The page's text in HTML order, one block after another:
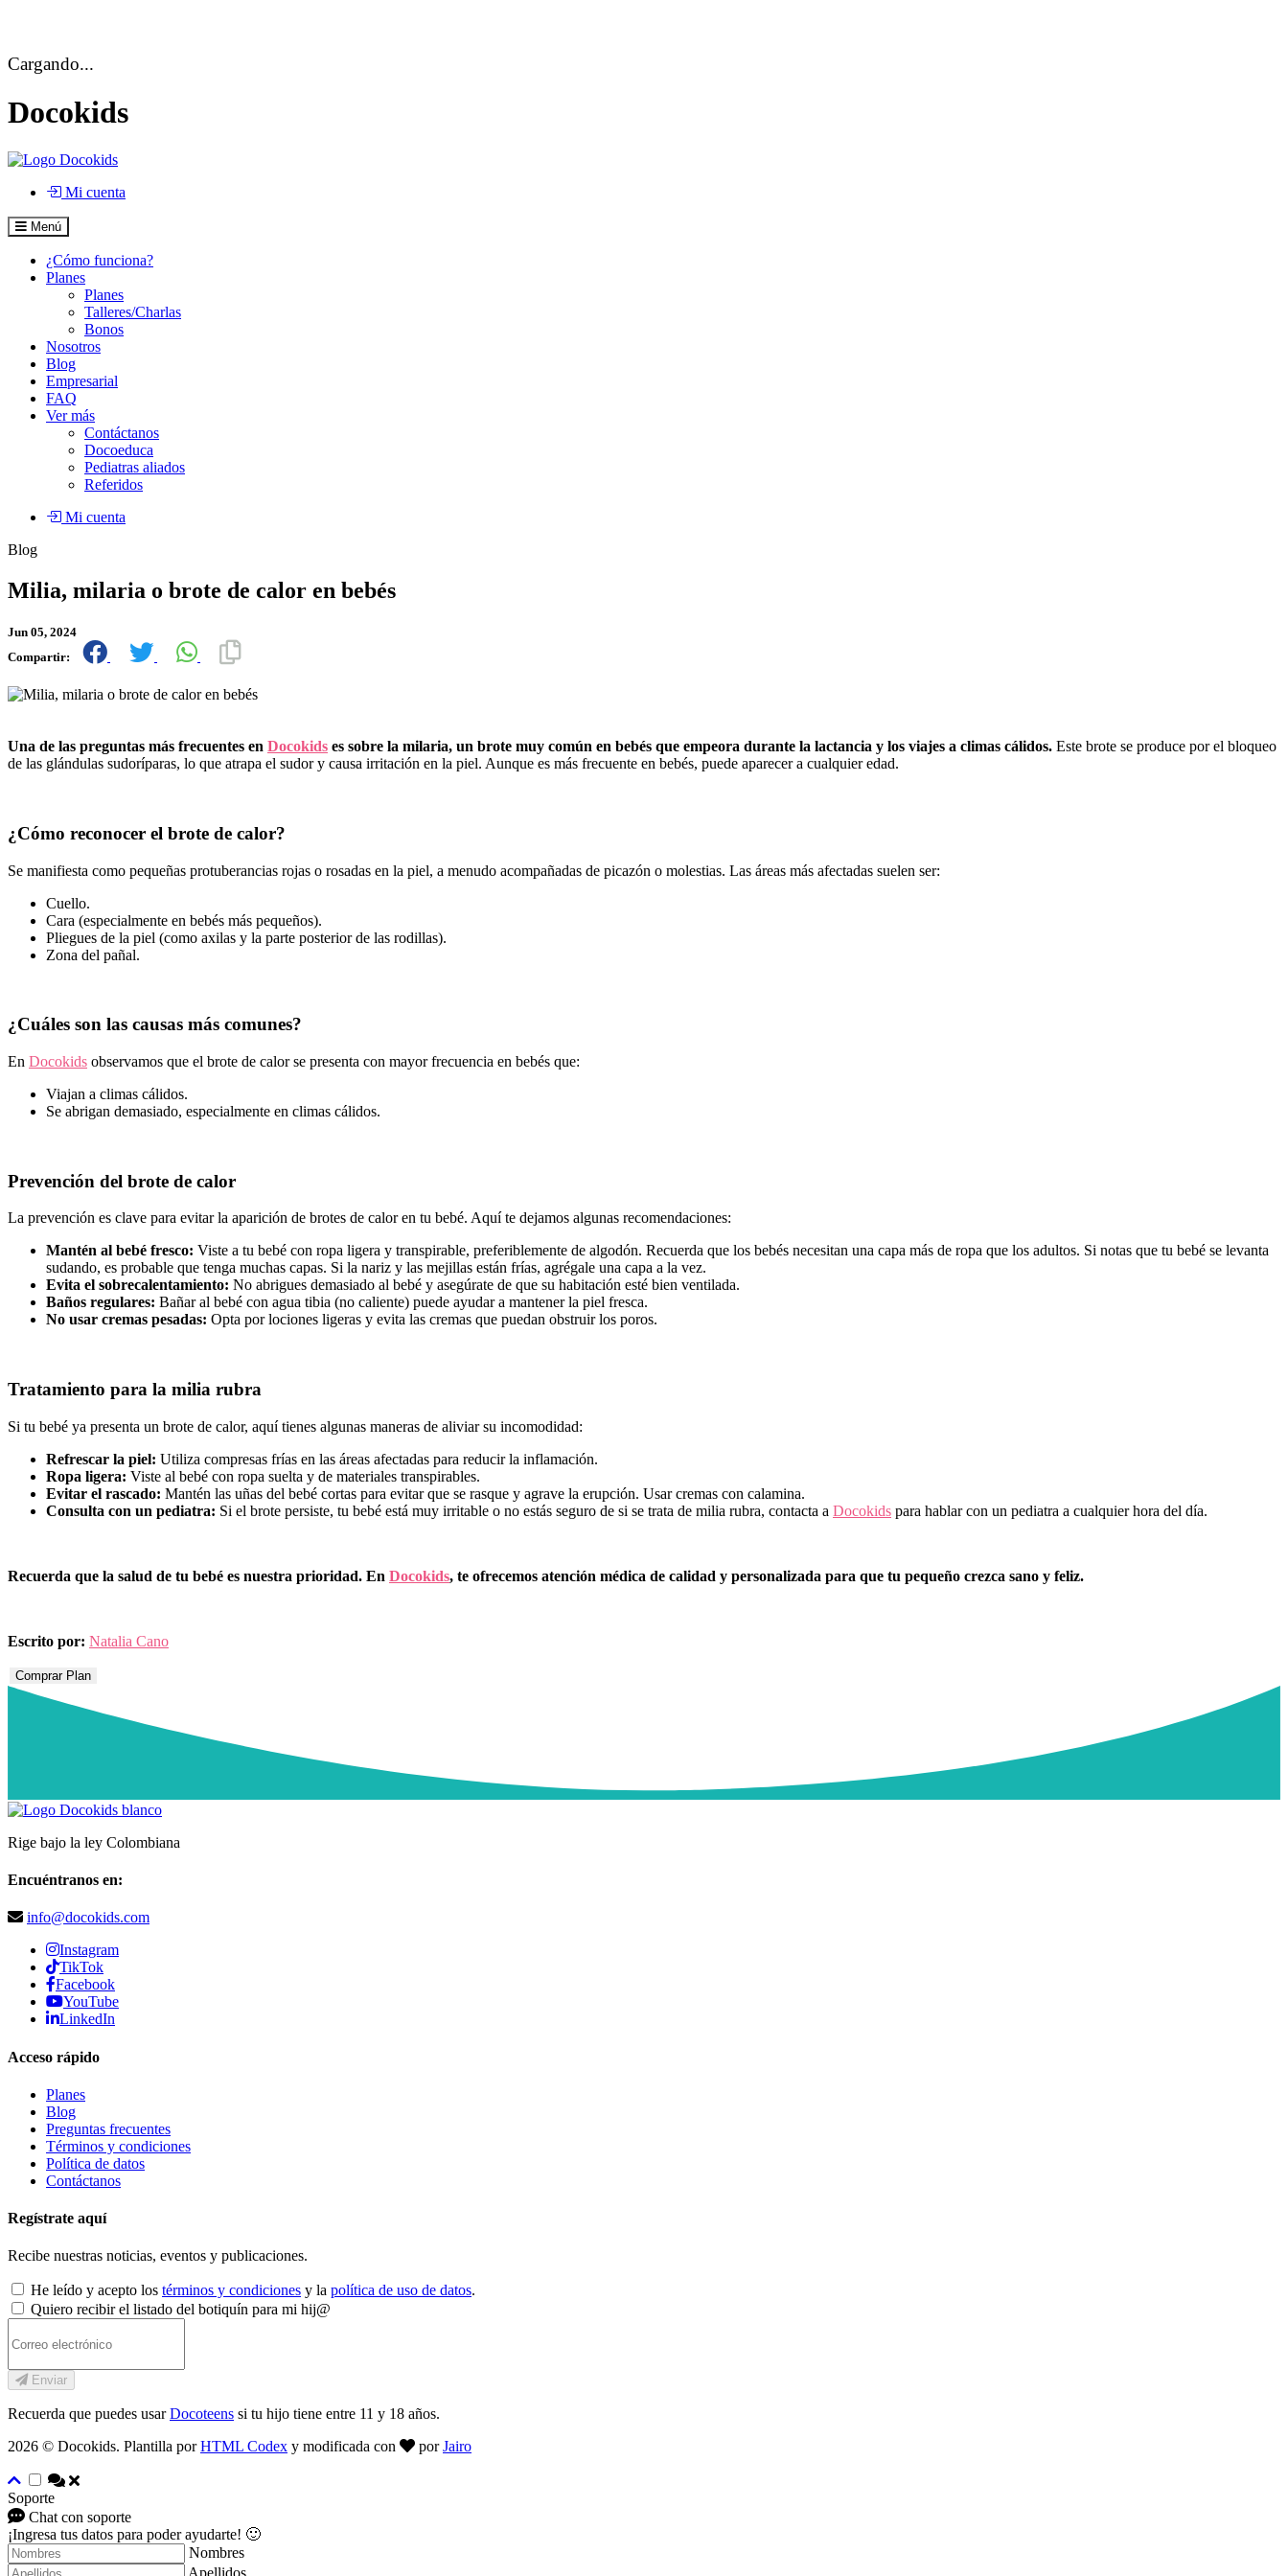
Cargando...
Docokids
Mi cuenta
Menú
¿Cómo funciona?
Planes
Planes
Talleres/Charlas
Bonos
Nosotros
Blog
Empresarial
FAQ
Ver más
Contáctanos
Docoeduca
Pediatras aliados
Referidos
Mi cuenta
Blog
Milia, milaria o brote de calor en bebés
Jun 05, 2024
Compartir:
Una de las preguntas más frecuentes en Docokids es sobre la milaria, un brote muy común en bebés que empeora durante la lactancia y los viajes a climas cálidos. Este brote se produce por el bloqueo
de las glándulas sudoríparas, lo que atrapa el sudor y causa irritación en la piel. Aunque es más frecuente en bebés, puede aparecer a cualquier edad.
¿Cómo reconocer el brote de calor?
Se manifiesta como pequeñas protuberancias rojas o rosadas en la piel, a menudo acompañadas de picazón o molestias. Las áreas más afectadas suelen ser:
Cuello.
Cara (especialmente en bebés más pequeños).
Pliegues de la piel (como axilas y la parte posterior de las rodillas).
Zona del pañal.
¿Cuáles son las causas más comunes?
En Docokids observamos que el brote de calor se presenta con mayor frecuencia en bebés que:
Viajan a climas cálidos.
Se abrigan demasiado, especialmente en climas cálidos.
Prevención del brote de calor
La prevención es clave para evitar la aparición de brotes de calor en tu bebé. Aquí te dejamos algunas recomendaciones:
Mantén al bebé fresco: Viste a tu bebé con ropa ligera y transpirable, preferiblemente de algodón. Recuerda que los bebés necesitan una capa más de ropa que los adultos. Si notas que tu bebé se levanta
sudando, es probable que tenga muchas capas. Si la nariz y las mejillas están frías, agrégale una capa a la vez.
Evita el sobrecalentamiento: No abrigues demasiado al bebé y asegúrate de que su habitación esté bien ventilada.
Baños regulares: Bañar al bebé con agua tibia (no caliente) puede ayudar a mantener la piel fresca.
No usar cremas pesadas: Opta por lociones ligeras y evita las cremas que puedan obstruir los poros.
Tratamiento para la milia rubra
Si tu bebé ya presenta un brote de calor, aquí tienes algunas maneras de aliviar su incomodidad:
Refrescar la piel: Utiliza compresas frías en las áreas afectadas para reducir la inflamación.
Ropa ligera: Viste al bebé con ropa suelta y de materiales transpirables.
Evitar el rascado: Mantén las uñas del bebé cortas para evitar que se rasque y agrave la erupción. Usar cremas con calamina.
Consulta con un pediatra: Si el brote persiste, tu bebé está muy irritable o no estás seguro de si se trata de milia rubra, contacta a Docokids para hablar con un pediatra a cualquier hora del día.
Recuerda que la salud de tu bebé es nuestra prioridad. En Docokids, te ofrecemos atención médica de calidad y personalizada para que tu pequeño crezca sano y feliz.
Escrito por: Natalia Cano
Comprar Plan
Rige bajo la ley Colombiana
Encuéntranos en:
info@docokids.com
Instagram
TikTok
Facebook
YouTube
LinkedIn
Acceso rápido
Planes
Blog
Preguntas frecuentes
Términos y condiciones
Política de datos
Contáctanos
Regístrate aquí
Recibe nuestras noticias, eventos y publicaciones.
He leído y acepto los términos y condiciones y la política de uso de datos.
Quiero recibir el listado del botiquín para mi hij@
Enviar
Recuerda que puedes usarDocoteens si tu hijo tiene entre 11 y 18 años.
2026 © Docokids. Plantilla porHTML Codex y modificada con porJairo
Soporte
Chat con soporte
¡Ingresa tus datos para poder ayudarte! 🙂
Nombres